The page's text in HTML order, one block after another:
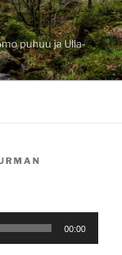
puhuu ja Ulla-
00:00